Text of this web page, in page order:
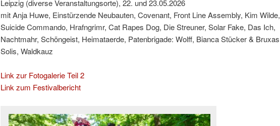
Leipzig (diverse Veranstaltungsorte), 22. und 23.05.2026
mit Anja Huwe, Einstürzende Neubauten, Covenant, Front Line Assembly, Kim Wilde,
Suicide Commando, Hrafngrimr, Cat Rapes Dog, Die Streuner, Solar Fake, Das Ich,
Nachtmahr, Schöngeist, Heimataerde, Patenbrigade: Wolff, Bianca Stücker & Bruxas
Solis, Waldkauz
Link zur Fotogalerie Teil 2
Link zum Festivalbericht